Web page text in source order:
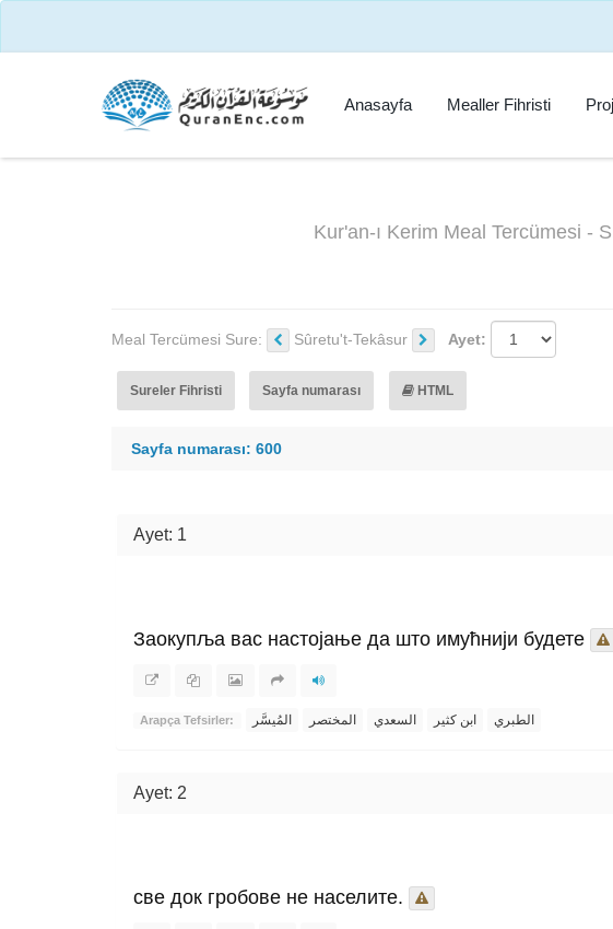
Anasayfa Mealler Fihristi
Kur'an-ı Kerim Meal Tercümesi -
Meal Tercümesi Sure: Sûretu't-Tekâsur Ayet:
Sureler Fihristi Sayfa numarası HTML
Sayfa numarası: 600
Ayet: 1
Заокупља вас настојање да што имућнији будете
Arapça Tefsirler: المُيسَّر المختصر السعدي ابن كثير الطبري
Ayet: 2
све док гробове не населите.